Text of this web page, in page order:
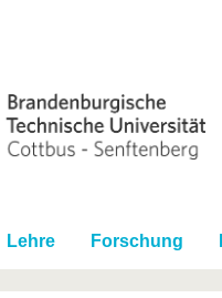
Forschung
Förderung
Wissenschaftlicher
Nachwuchs
Im
Lehre Forschung